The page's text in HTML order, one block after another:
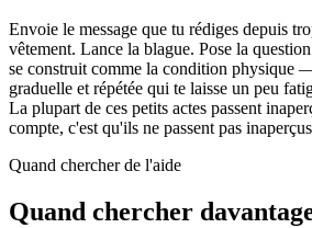
Envoie le message que tu rédiges depuis
vêtement. Lance la blague. Pose la
se construit comme la condition physique
graduelle et répétée qui te laisse un peu
La plupart de ces petits actes passent
compte, c'est qu'ils ne passent pas
Quand chercher de l'aide
Quand chercher